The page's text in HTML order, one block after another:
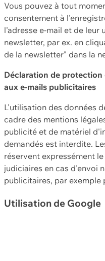
Vous pouvez à tout
consentement à
l'adresse e-mail et de leur
newsletter, par ex. en
de la newsletter" dans la
Déclaration de
aux e-mails publicitaires
L'utilisation des données
cadre des mentions
publicité et de matériel
demandés est interdite.
réservent expressément
judiciaires en cas d'envoi
publicitaires, par exemple
Utilisation de Google